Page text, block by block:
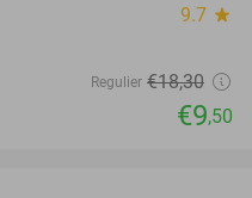
9.7 star
Regulier €18,30
€9,50